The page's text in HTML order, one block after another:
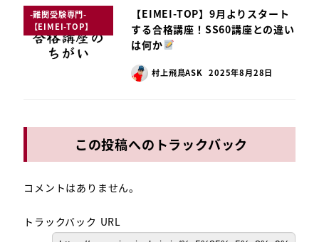
-難関受験専門-
【EIMEI-TOP】
【EIMEI-TOP】9月よりスタート
する合格講座！SS60講座との違い
は何か
村上飛鳥ASK 2025年8月28日
この投稿へのトラックバック
コメントはありません。
トラックバック URL